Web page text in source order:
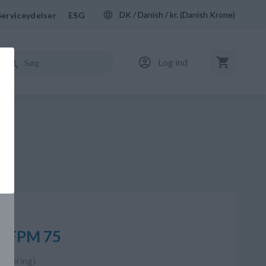
ESG DK / Danish / kr. (Danish Krone)
Log ind
FPM 75